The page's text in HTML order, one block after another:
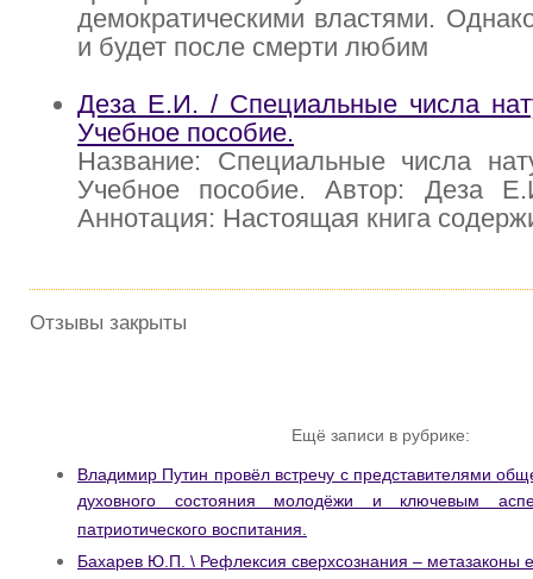
демократическими властями.
и будет после смерти любим
Деза Е.И. / Специальные числа
Учебное пособие.
Название: Специальные числа
Учебное пособие. Автор: Деза
Аннотация: Настоящая книга
Отзывы закрыты
Ещё записи в рубрике:
Владимир Путин провёл встречу с представителями
духовного состояния молодёжи и ключевым
патриотического воспитания.
Бахарев Ю.П. \ Рефлексия сверхсознания – метазаконы